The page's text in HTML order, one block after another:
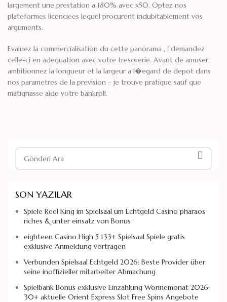
largement une prestation a 180% avec x50. Optez nos
plateformes licenciees lequel procurent indubitablement vos
arguments.
Evaluez la commercialisation du cette panorama , ! demandez
celle-ci en adequation avec votre tresorerie. Avant de amuser,
ambitionnez la longueur et la largeur a l�egard de depot dans
nos parametres de la prevision – je trouve pratique sauf que
matignasse aide votre bankroll.
SON YAZILAR
Spiele Reel King im Spielsaal um Echtgeld Casino pharaos
riches & unter einsatz von Bonus
eighteen Casino High 5 133+ Spielsaal Spiele gratis
exklusive Anmeldung vortragen
Verbunden Spielsaal Echtgeld 2026: Beste Provider über
seine inoffizieller mitarbeiter Abmachung
Spielbank Bonus exklusive Einzahlung Wonnemonat 2026:
30+ aktuelle Orient Express Slot Free Spins Angebote